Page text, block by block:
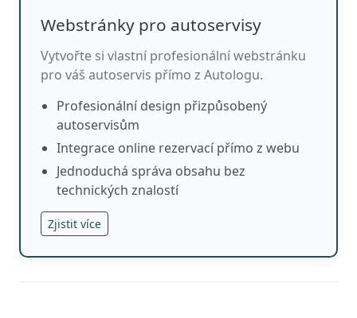
Webstránky pro autoservisy
Vytvořte si vlastní profesionální webstránku
pro váš autoservis přímo z Autologu.
Profesionální design přizpůsobený
autoservisům
Integrace online rezervací přímo z webu
Jednoduchá správa obsahu bez
technických znalostí
Zjistit více